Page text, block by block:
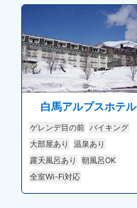
白馬アルプスホテル
ゲレンデ目の前 バイキング
大部屋あり
温泉あり
露天風呂あり
朝風呂OK
全室Wi-Fi対応